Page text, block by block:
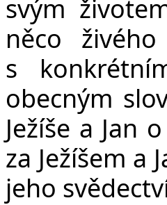
svým
něco
s
obecným
Ježíše a Jan
za Ježíšem a
jeho